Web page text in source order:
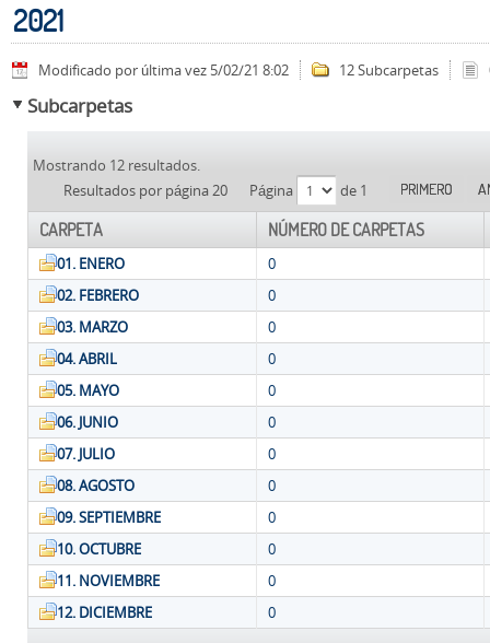
2021
Modificado por última vez 5/02/21 8:02 12 Subcarpetas
Subcarpetas
Mostrando 12 resultados.
Resultados por página 20
Página de 1 PRIMERO
CARPETA NÚMERO DE CARPETAS
01. ENERO
0
02. FEBRERO
0
03. MARZO
0
04. ABRIL
0
05. MAYO
0
06. JUNIO
0
07. JULIO
0
08. AGOSTO
0
09. SEPTIEMBRE
0
10. OCTUBRE
0
11. NOVIEMBRE
0
12. DICIEMBRE
0